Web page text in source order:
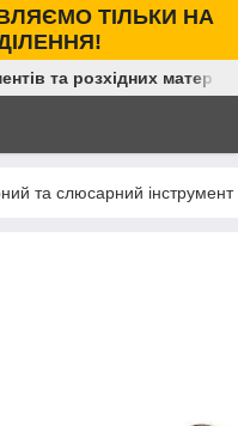
ТІЛЬКИ НА
та розхідних
та слюсарний інструмент